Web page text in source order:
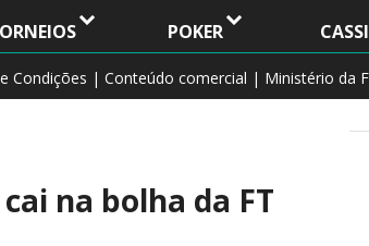
POKER
| Conteúdo comercial | Ministério da
na bolha da FT